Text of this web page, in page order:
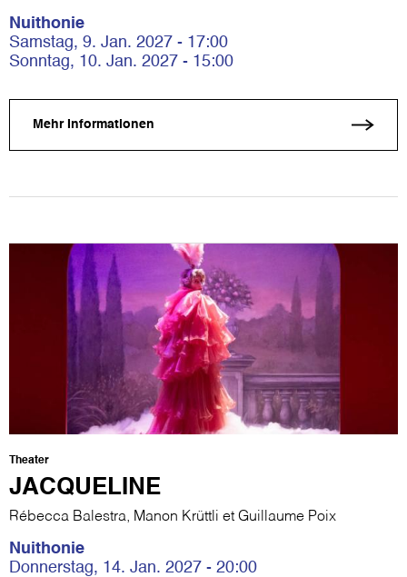
Nuithonie
Samstag, 9. Jan. 2027 - 17:00
Sonntag, 10. Jan. 2027 - 15:00
Mehr Informationen
Theater
JACQUELINE
Rébecca Balestra, Manon Krüttli et Guillaume Poix
Nuithonie
Donnerstag, 14. Jan. 2027 - 20:00